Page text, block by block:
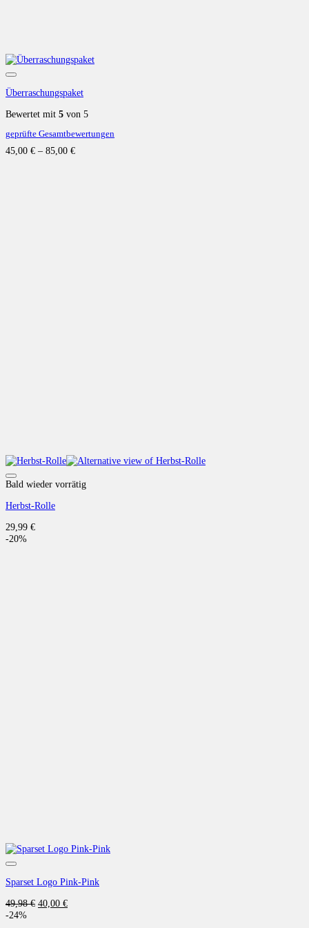
Überraschungspaket
Bewertet mit 5 von 5
geprüfte Gesamtbewertungen
45,00 € – 85,00 €
Bald wieder vorrätig
Herbst-Rolle
29,99 €
-20%
Sparset Logo Pink-Pink
49,98€ Ursprünglicher
40,00 €Aktueller
-24%